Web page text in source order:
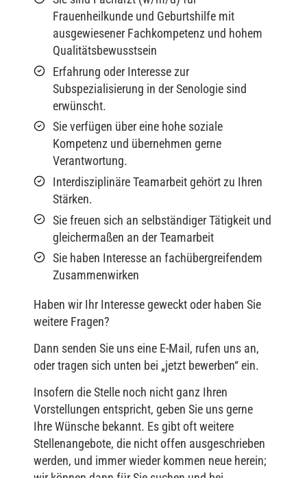
Frauenheilkunde und Geburtshilfe mit
ausgewiesener Fachkompetenz und hohem
Qualitätsbewusstsein
Erfahrung oder Interesse zur
Subspezialisierung in der Senologie sind
erwünscht.
Sie verfügen über eine hohe soziale
Kompetenz und übernehmen gerne
Verantwortung.
Interdisziplinäre Teamarbeit gehört zu Ihren
Stärken.
Sie freuen sich an selbständiger Tätigkeit und
gleichermaßen an der Teamarbeit
Sie haben Interesse an fachübergreifendem
Zusammenwirken
Haben wir Ihr Interesse geweckt oder haben Sie
weitere Fragen?
Dann senden Sie uns eine E-Mail, rufen uns an,
oder tragen sich unten bei „jetzt bewerben“ ein.
Insofern die Stelle noch nicht ganz Ihren
Vorstellungen entspricht, geben Sie uns gerne
Ihre Wünsche bekannt. Es gibt oft weitere
Stellenangebote, die nicht offen ausgeschrieben
werden, und immer wieder kommen neue herein;